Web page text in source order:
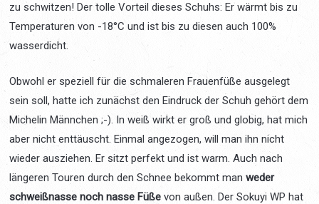
zu schwitzen! Der tolle Vorteil dieses Schuhs: Er wärmt bis zu
Temperaturen von -18°C und ist bis zu diesen auch 100%
wasserdicht.
Obwohl er speziell für die schmaleren Frauenfüße ausgelegt
sein soll, hatte ich zunächst den Eindruck der Schuh gehört dem
Michelin Männchen ;-). In weiß wirkt er groß und globig, hat mich
aber nicht enttäuscht. Einmal angezogen, will man ihn nicht
wieder ausziehen. Er sitzt perfekt und ist warm. Auch nach
längeren Touren durch den Schnee bekommt manweder
schweißnasse noch nasse Füße von außen. Der Sokuyi WP hat